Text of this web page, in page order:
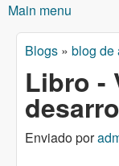
Main menu
Usted
Blogs » blog de
Libro -
Enviado por